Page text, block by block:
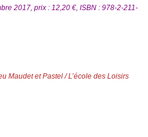
2017, prix : 12,20 €, ISBN : 978-2-211-
Maudet et Pastel / L’école des Loisirs